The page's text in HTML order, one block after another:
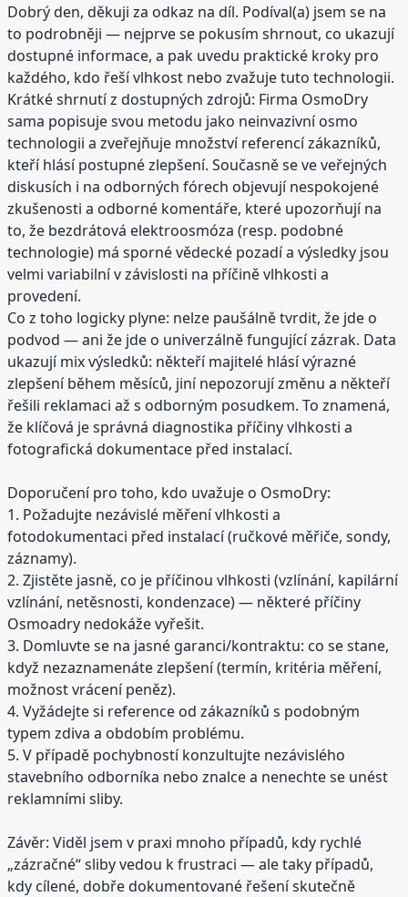
Dobrý den, děkuji za odkaz na díl. Podíval(a) jsem se na
to podrobněji — nejprve se pokusím shrnout, co ukazují
dostupné informace, a pak uvedu praktické kroky pro
každého, kdo řeší vlhkost nebo zvažuje tuto technologii.
Krátké shrnutí z dostupných zdrojů: Firma OsmoDry
sama popisuje svou metodu jako neinvazivní osmo
technologii a zveřejňuje množství referencí zákazníků,
kteří hlásí postupné zlepšení. Současně se ve veřejných
diskusích i na odborných fórech objevují nespokojené
zkušenosti a odborné komentáře, které upozorňují na
to, že bezdrátová elektroosmóza (resp. podobné
technologie) má sporné vědecké pozadí a výsledky jsou
velmi variabilní v závislosti na příčině vlhkosti a
provedení.
Co z toho logicky plyne: nelze paušálně tvrdit, že jde o
podvod — ani že jde o univerzálně fungující zázrak. Data
ukazují mix výsledků: někteří majitelé hlásí výrazné
zlepšení během měsíců, jiní nepozorují změnu a někteří
řešili reklamaci až s odborným posudkem. To znamená,
že klíčová je správná diagnostika příčiny vlhkosti a
fotografická dokumentace před instalací.
Doporučení pro toho, kdo uvažuje o OsmoDry:
1. Požadujte nezávislé měření vlhkosti a
fotodokumentaci před instalací (ručkové měřiče, sondy,
záznamy).
2. Zjistěte jasně, co je příčinou vlhkosti (vzlínání, kapilární
vzlínání, netěsnosti, kondenzace) — některé příčiny
Osmoadry nedokáže vyřešit.
3. Domluvte se na jasné garanci/kontraktu: co se stane,
když nezaznamenáte zlepšení (termín, kritéria měření,
možnost vrácení peněz).
4. Vyžádejte si reference od zákazníků s podobným
typem zdiva a obdobím problému.
5. V případě pochybností konzultujte nezávislého
stavebního odborníka nebo znalce a nenechte se unést
reklamními sliby.
Závěr: Viděl jsem v praxi mnoho případů, kdy rychlé
„zázračné“ sliby vedou k frustraci — ale taky případů,
kdy cílené, dobře dokumentované řešení skutečně